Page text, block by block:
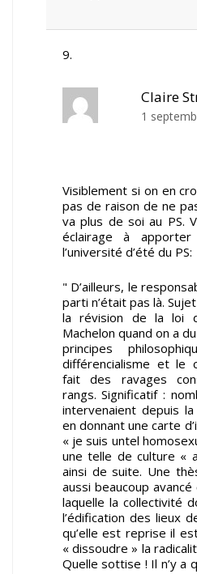
Claire
1
Visiblement si on en
pas de raison de ne
va plus de soi au PS.
éclairage à
l’université d’été du PS:
" D’ailleurs, le
parti n’était pas là.
la révision de la loi
Machelon quand on a
principes
différencialisme et le
fait des ravages
rangs. Significatif :
intervenaient depuis
en donnant une carte
« je suis untel
une telle de culture «
ainsi de suite. Une
aussi beaucoup
laquelle la collectivité
l’édification des lieux
qu’elle est reprise il
« dissoudre » la
Quelle sottise ! Il n’y a